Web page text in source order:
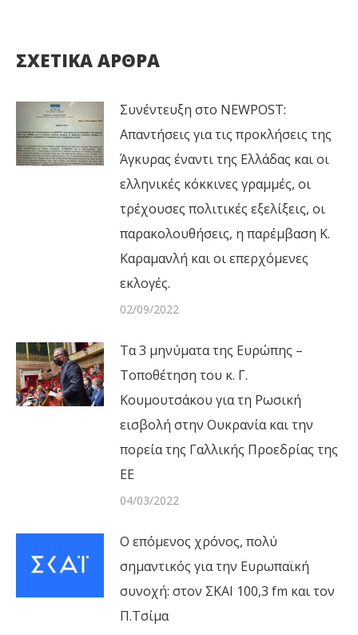
ΣΧΕΤΙΚΑ ΑΡΘΡΑ
Συνέντευξη στο NEWPOST:
Απαντήσεις για τις προκλήσεις της
Άγκυρας έναντι της Ελλάδας και οι
ελληνικές κόκκινες γραμμές, οι
τρέχουσες πολιτικές εξελίξεις, οι
παρακολουθήσεις, η παρέμβαση Κ.
Καραμανλή και οι επερχόμενες
εκλογές.
02/09/2022
Τα 3 μηνύματα της Ευρώπης –
Τοποθέτηση του κ. Γ.
Κουμουτσάκου για τη Ρωσική
εισβολή στην Ουκρανία και την
πορεία της Γαλλικής Προεδρίας της
ΕΕ
04/03/2022
Ο επόμενος χρόνος, πολύ
σημαντικός για την Ευρωπαϊκή
συνοχή: στον ΣΚΑΙ 100,3 fm και τον
Π.Τσίμα